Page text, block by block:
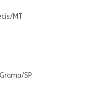
MT
SP